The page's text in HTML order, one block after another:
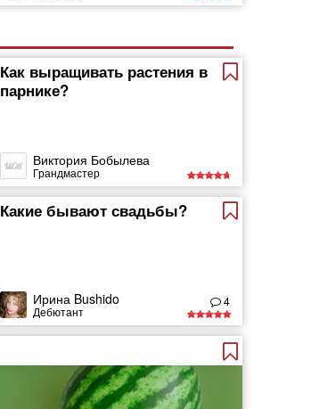
Как выращивать растения в
парнике?
Виктория Бобылева
Грандмастер
Какие бывают свадьбы?
Ирина Bushido
Дебютант
4